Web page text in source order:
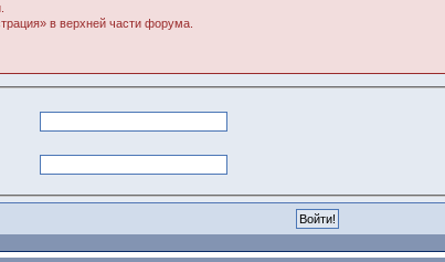
в верхней части форума.